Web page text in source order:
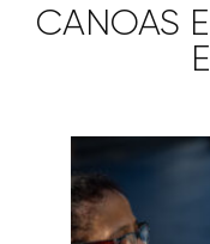
CANOAS